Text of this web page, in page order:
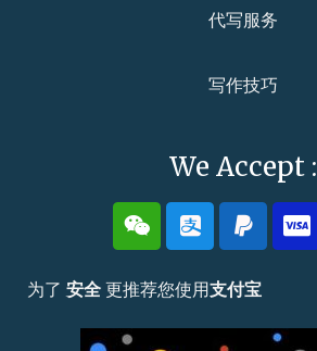
代写服务
写作技巧
We Accept :
为了 安全 更推荐您使用支付宝